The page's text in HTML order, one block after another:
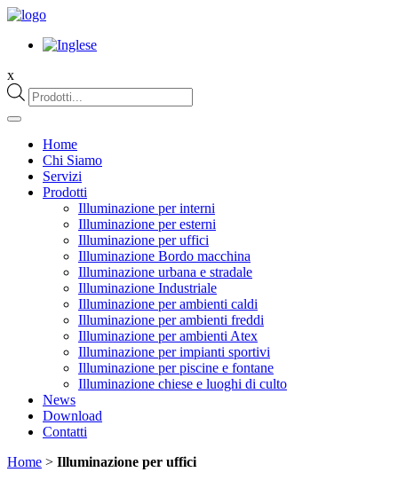
x
Products
search
Home
Chi Siamo
Servizi
Prodotti
Illuminazione per interni
Illuminazione per esterni
Illuminazione per uffici
Illuminazione Bordo macchina
Illuminazione urbana e stradale
Illuminazione Industriale
Illuminazione per ambienti caldi
Illuminazione per ambienti freddi
Illuminazione per ambienti Atex
Illuminazione per impianti sportivi
Illuminazione per piscine e fontane
Illuminazione chiese e luoghi di culto
News
Download
Contatti
Home > Illuminazione per uffici